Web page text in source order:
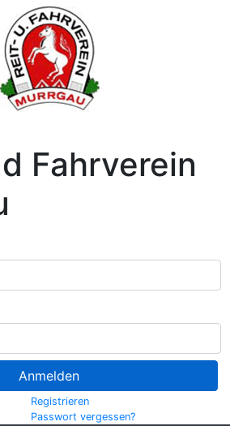
Fahrverein
Anmelden
Registrieren
Passwort vergessen?